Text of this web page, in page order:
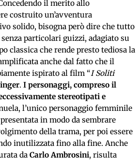
il merito allo
costruito un’avventura
solido, bisogna però dire che tutto
particolari guizzi, adagiato su
classica che rende presto tediosa la
anche dal fatto che il
ispirato al film “I Soliti
. I personaggi, compreso il
stereotipati e
l’unico personaggio femminile
in modo da sembrare
della trama, per poi essere
inutilizzata fino alla fine. Anche
da Carlo Ambrosini, risulta